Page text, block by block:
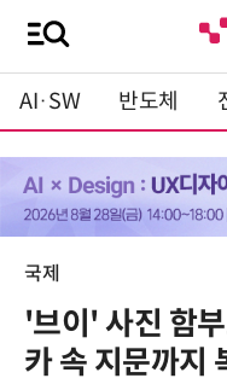
AI·SW 반도체
국제
'브이' 사진 함
카 속 지문까지